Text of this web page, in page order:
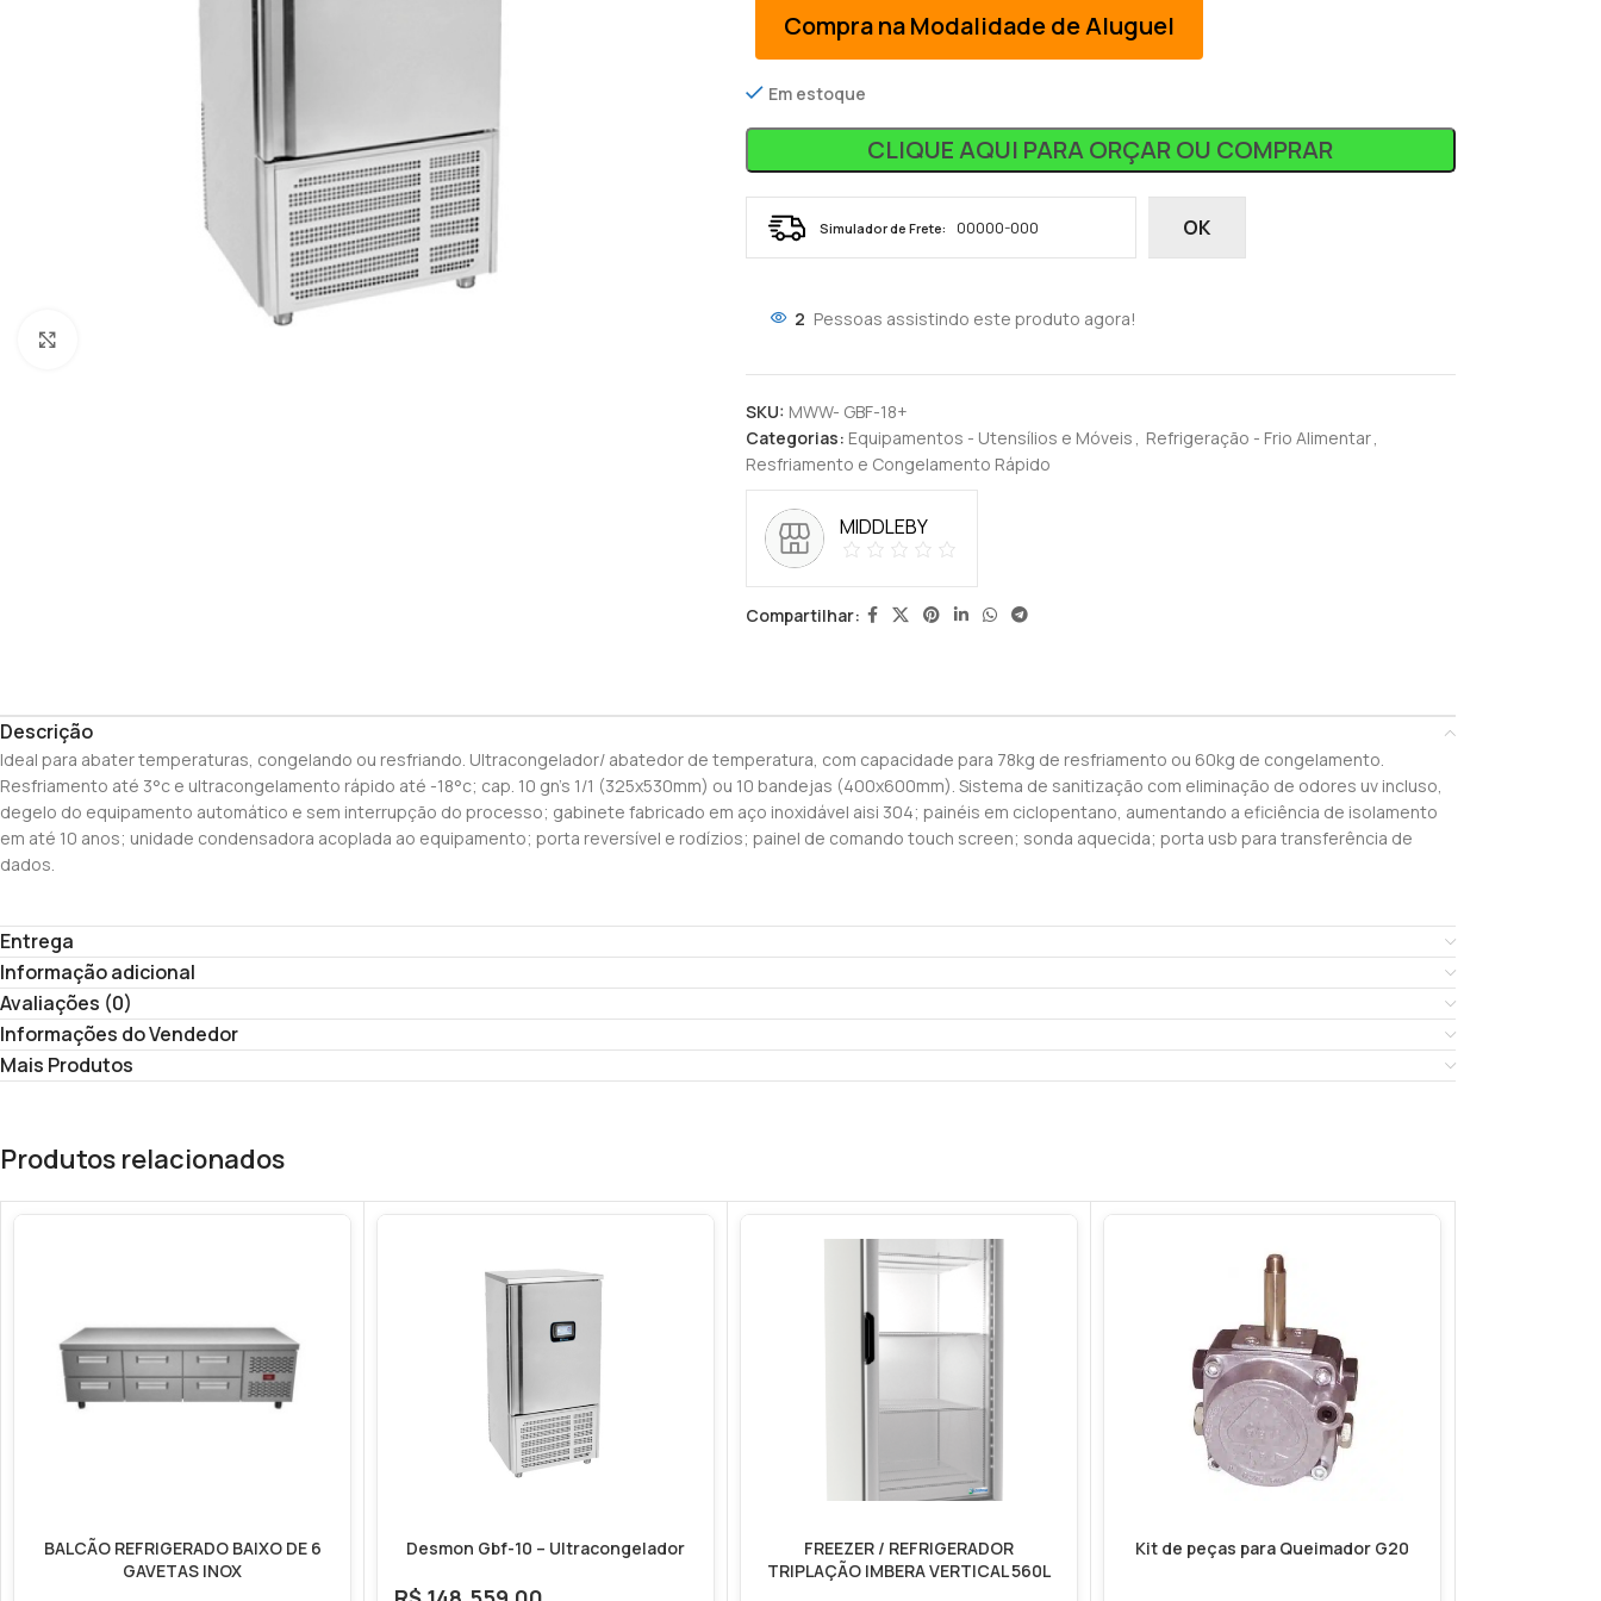
Compra na Modalidade de Aluguel
Em estoque
CLIQUE AQUI PARA ORÇAR OU COMPRAR
Simulador de Frete: OK
2 Pessoas assistindo este produto agora!
SKU: MWW- GBF-18+
Categorias: Equipamentos - Utensílios e Móveis , Refrigeração - Frio Alimentar,
Resfriamento e Congelamento Rápido
MIDDLEBY
Compartilhar:
Descrição
Ideal para abater temperaturas, congelando ou resfriando. Ultracongelador/ abatedor de temperatura, com capacidade para 78kg de resfriamento ou 60kg de congelamento.
Resfriamento até 3°c e ultracongelamento rápido até -18°c; cap. 10 gn’s 1/1 (325x530mm) ou 10 bandejas (400x600mm). Sistema de sanitização com eliminação de odores uv incluso,
degelo do equipamento automático e sem interrupção do processo; gabinete fabricado em aço inoxidável aisi 304; painéis em ciclopentano, aumentando a eficiência de isolamento
em até 10 anos; unidade condensadora acoplada ao equipamento; porta reversível e rodízios; painel de comando touch screen; sonda aquecida; porta usb para transferência de
dados.
Entrega
Informação adicional
Avaliações (0)
Informações do Vendedor
Mais Produtos
Produtos relacionados
BALCÃO REFRIGERADO BAIXO DE 6
GAVETAS INOX
Desmon Gbf-10 – Ultracongelador
FREEZER / REFRIGERADOR
TRIPLAÇÃO IMBERA VERTICAL 560L
Kit de peças para Queimador G20